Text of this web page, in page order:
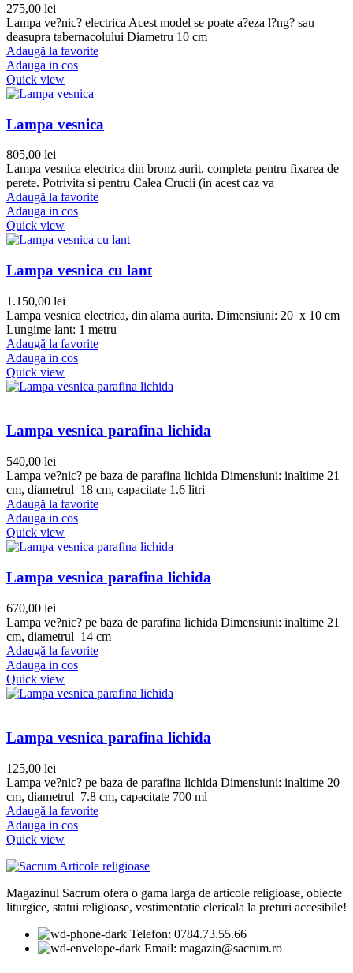
275,00 lei
Lampa ve?nic? electrica Acest model se poate a?eza l?ng? sau
deasupra tabernacolului Diametru 10 cm
Adaugă la favorite
Adauga in cos
Quick view
Lampa vesnica
805,00 lei
Lampa vesnica electrica din bronz aurit, completa pentru fixarea de
perete. Potrivita si pentru Calea Crucii (in acest caz va
Adaugă la favorite
Adauga in cos
Quick view
Lampa vesnica cu lant
1.150,00 lei
Lampa vesnica electrica, din alama aurita. Dimensiuni: 20 x 10 cm
Lungime lant: 1 metru
Adaugă la favorite
Adauga in cos
Quick view
Lampa vesnica parafina lichida
540,00 lei
Lampa ve?nic? pe baza de parafina lichida Dimensiuni: inaltime 21
cm, diametrul 18 cm, capacitate 1.6 litri
Adaugă la favorite
Adauga in cos
Quick view
Lampa vesnica parafina lichida
670,00 lei
Lampa ve?nic? pe baza de parafina lichida Dimensiuni: inaltime 21
cm, diametrul 14 cm
Adaugă la favorite
Adauga in cos
Quick view
Lampa vesnica parafina lichida
125,00 lei
Lampa ve?nic? pe baza de parafina lichida Dimensiuni: inaltime 20
cm, diametrul 7.8 cm, capacitate 700 ml
Adaugă la favorite
Adauga in cos
Quick view
Magazinul Sacrum ofera o gama larga de articole religioase, obiecte
liturgice, statui religioase, vestimentatie clericala la preturi accesibile!
Telefon: 0784.73.55.66
Email: magazin@sacrum.ro